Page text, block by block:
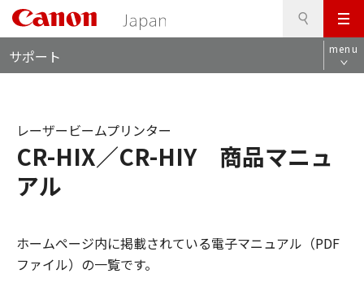
メ
ニ
ュ
サポート menu
CR-HIX／CR-HIY 商品マニュ
アル
レーザービームプリンター
ホームページ内に掲載されている電子マニュアル（PDF
ファイル）の一覧です。